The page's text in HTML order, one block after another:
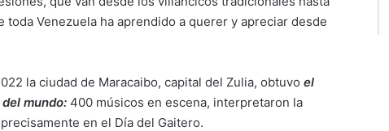
Venezuela ha aprendido a querer y apreciar desde
la ciudad de Maracaibo, capital del Zulia, obtuvo el
mundo: 400 músicos en escena, interpretaron la
en el Día del Gaitero.